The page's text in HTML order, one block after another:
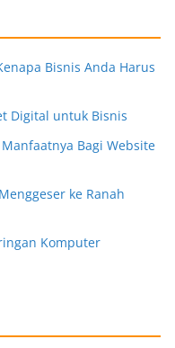
Bisnis Anda Harus
Digital untuk Bisnis
Bagi Website
ke Ranah
Komputer